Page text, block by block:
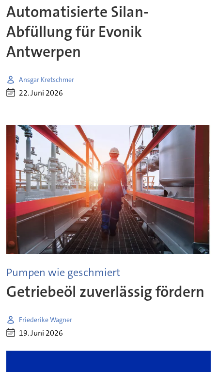
Automatisierte Silan-
Abfüllung für Evonik
Antwerpen
Ansgar Kretschmer
22. Juni 2026
Pumpen wie geschmiert
Getriebeöl zuverlässig fördern
Friederike Wagner
19. Juni 2026